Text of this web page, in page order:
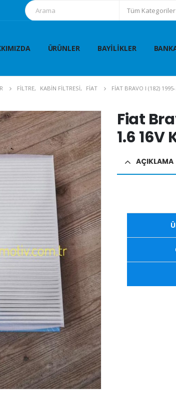
Tüm Kategoriler
ÜRÜNLER BAYILIKLER
FİLTRE, KABİN FİLTRESİ, FİAT FIAT BRAVO I (182)
Fiat
1.6
AÇIKLAMA